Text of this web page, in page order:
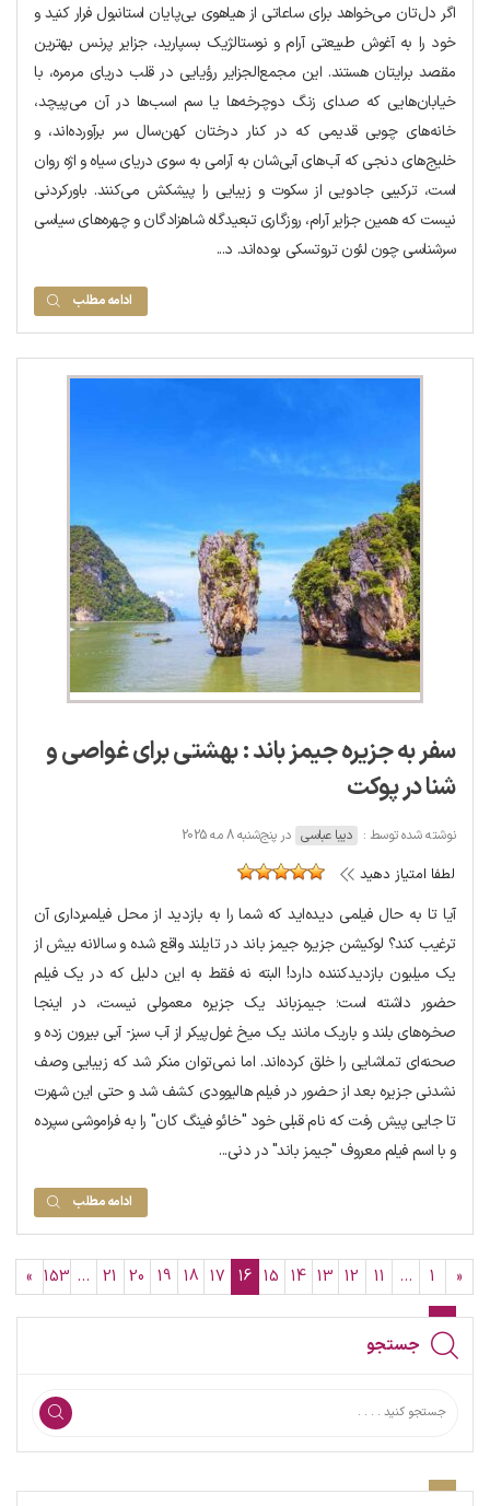
اگر دل‌تان می‌خواهد برای ساعاتی از هیاهوی بی‌پایان استانبول فرار کنید و
خود را به آغوش طبیعتی آرام و نوستالژیک بسپارید، جزایر پرنس بهترین
مقصد برایتان هستند. این مجمع‌الجزایر رؤیایی در قلب دریای مرمره، با
خیابان‌هایی که صدای زنگ دوچرخه‌ها یا سم اسب‌ها در آن می‌پیچد،
خانه‌های چوبی قدیمی که در کنار درختان کهن‌سال سر برآورده‌اند، و
خلیج‌های دنجی که آب‌های آبی‌شان به آرامی به سوی دریای سیاه و اژه روان
است، ترکیبی جادویی از سکوت و زیبایی را پیشکش می‌کنند. باورکردنی
نیست که همین جزایر آرام، روزگاری تبعیدگاه شاهزادگان و چهره‌های سیاسی
سرشناسی چون لئون تروتسکی بوده‌اند. د...
ادامه مطلب
سفر به جزیره جیمز باند : بهشتی برای غواصی و
شنا در پوکت
نوشته شده توسط : دیبا عباسی در پنج‌شنبه 8 مه 2025
لطفا امتیاز دهید
آیا تا به حال فیلمی دیده‌اید که شما را به بازدید از محل فیلمبرداری آن
ترغیب کند؟ لوکیشن جزیره جیمز باند در تایلند واقع شده و سالانه بیش از
یک میلیون بازدیدکننده دارد! البته نه فقط به این دلیل که در یک فیلم
حضور داشته است؛ جیمزباند یک جزیره معمولی نیست، در اینجا
صخره‌های بلند و باریک مانند یک میخ غول‌پیکر از آب سبز- آبی بیرون زده و
صحنه‌ای تماشایی را خلق کرده‌اند. اما نمی‌توان منکر شد که زیبایی وصف
نشدنی جزیره بعد از حضور در فیلم هالیوودی کشف شد و حتی این شهرت
تا جایی پیش رفت که نام قبلی خود "خائو فینگ کان" را به فراموشی سپرده
و با اسم فیلم معروف "جیمز باند" در دنی...
ادامه مطلب
«
1
…
11
12
13
14
15
16
17
18
19
20
21
…
153
»
جستجو